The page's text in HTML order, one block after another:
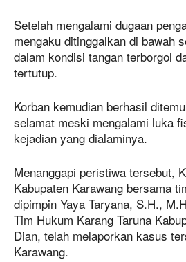
Setelah mengalami dugaan
mengaku ditinggalkan di bawah
dalam kondisi tangan terborgol
tertutup.
Korban kemudian berhasil
selamat meski mengalami luka
kejadian yang dialaminya.
Menanggapi peristiwa tersebut,
Kabupaten Karawang bersama
dipimpin Yaya Taryana, S.H.,
Tim Hukum Karang Taruna
Dian, telah melaporkan kasus
Karawang.